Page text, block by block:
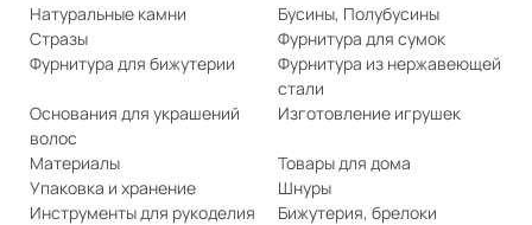
Натуральные камни
Бусины, Полубусины
Стразы
Фурнитура для сумок
Фурнитура для бижутерии
Фурнитура из нержавеющей
стали
Основания для украшений
волос
Изготовление игрушек
Материалы
Товары для дома
Упаковка и хранение
Шнуры
Инструменты для рукоделия
Бижутерия, брелоки